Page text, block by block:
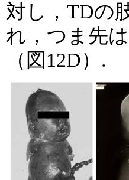
対し，TDの
れ，つま先
（図12D）.